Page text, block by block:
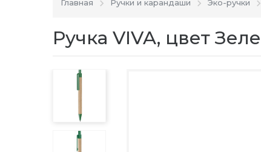
Главная Ручки и карандаши Эко-ручки
Ручка VIVA, цвет